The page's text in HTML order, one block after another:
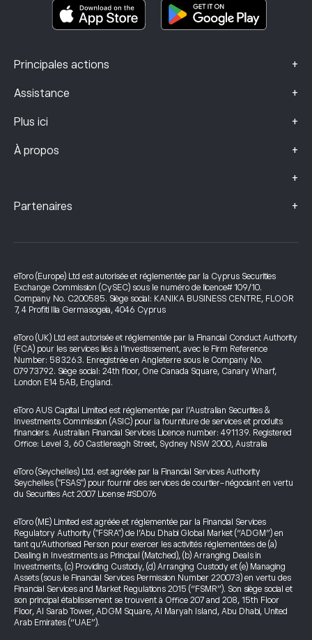
Principales actions +
Assistance +
Plus ici +
À propos +
+
Données sur les plaintes (clients FCA)
Partenaires +
eToro (Europe) Ltd est autorisée et réglementée par la Cyprus Securities
Exchange Commission (CySEC) sous le numéro de licence# 109/10.
Company No. C200585. Siège social: KANIKA BUSINESS CENTRE, FLOOR
7, 4 Profiti Ilia Germasogeia, 4046 Cyprus
eToro (UK) Ltd est autorisée et réglementée par la Financial Conduct Authority
(FCA) pour les services liés à l’investissement, avec le Firm Reference
Number: 583263. Enregistrée en Angleterre sous le Company No.
07973792. Siège social: 24th floor, One Canada Square, Canary Wharf,
London E14 5AB, England.
eToro AUS Capital Limited est réglementée par l’Australian Securities &
Investments Commission (ASIC) pour la fourniture de services et produits
financiers. Australian Financial Services Licence number: 491139. Registered
Office: Level 3, 60 Castlereagh Street, Sydney NSW 2000, Australia
eToro (Seychelles) Ltd. est agréée par la Financial Services Authority
Seychelles ("FSAS") pour fournir des services de courtier-négociant en vertu
du Securities Act 2007 License #SD076
eToro (ME) Limited est agréée et réglementée par la Financial Services
Regulatory Authority ("FSRA") de l’Abu Dhabi Global Market (“ADGM”) en
tant qu’Authorised Person pour exercer les activités réglementées de (a)
Dealing in Investments as Principal (Matched), (b) Arranging Deals in
Investments, (c) Providing Custody, (d) Arranging Custody et (e) Managing
Assets (sous le Financial Services Permission Number 220073) en vertu des
Financial Services and Market Regulations 2015 (“FSMR”). Son siège social et
son principal établissement se trouvent à Office 207 and 208, 15th Floor
Floor, Al Sarab Tower, ADGM Square, Al Maryah Island, Abu Dhabi, United
Arab Emirates (“UAE”).